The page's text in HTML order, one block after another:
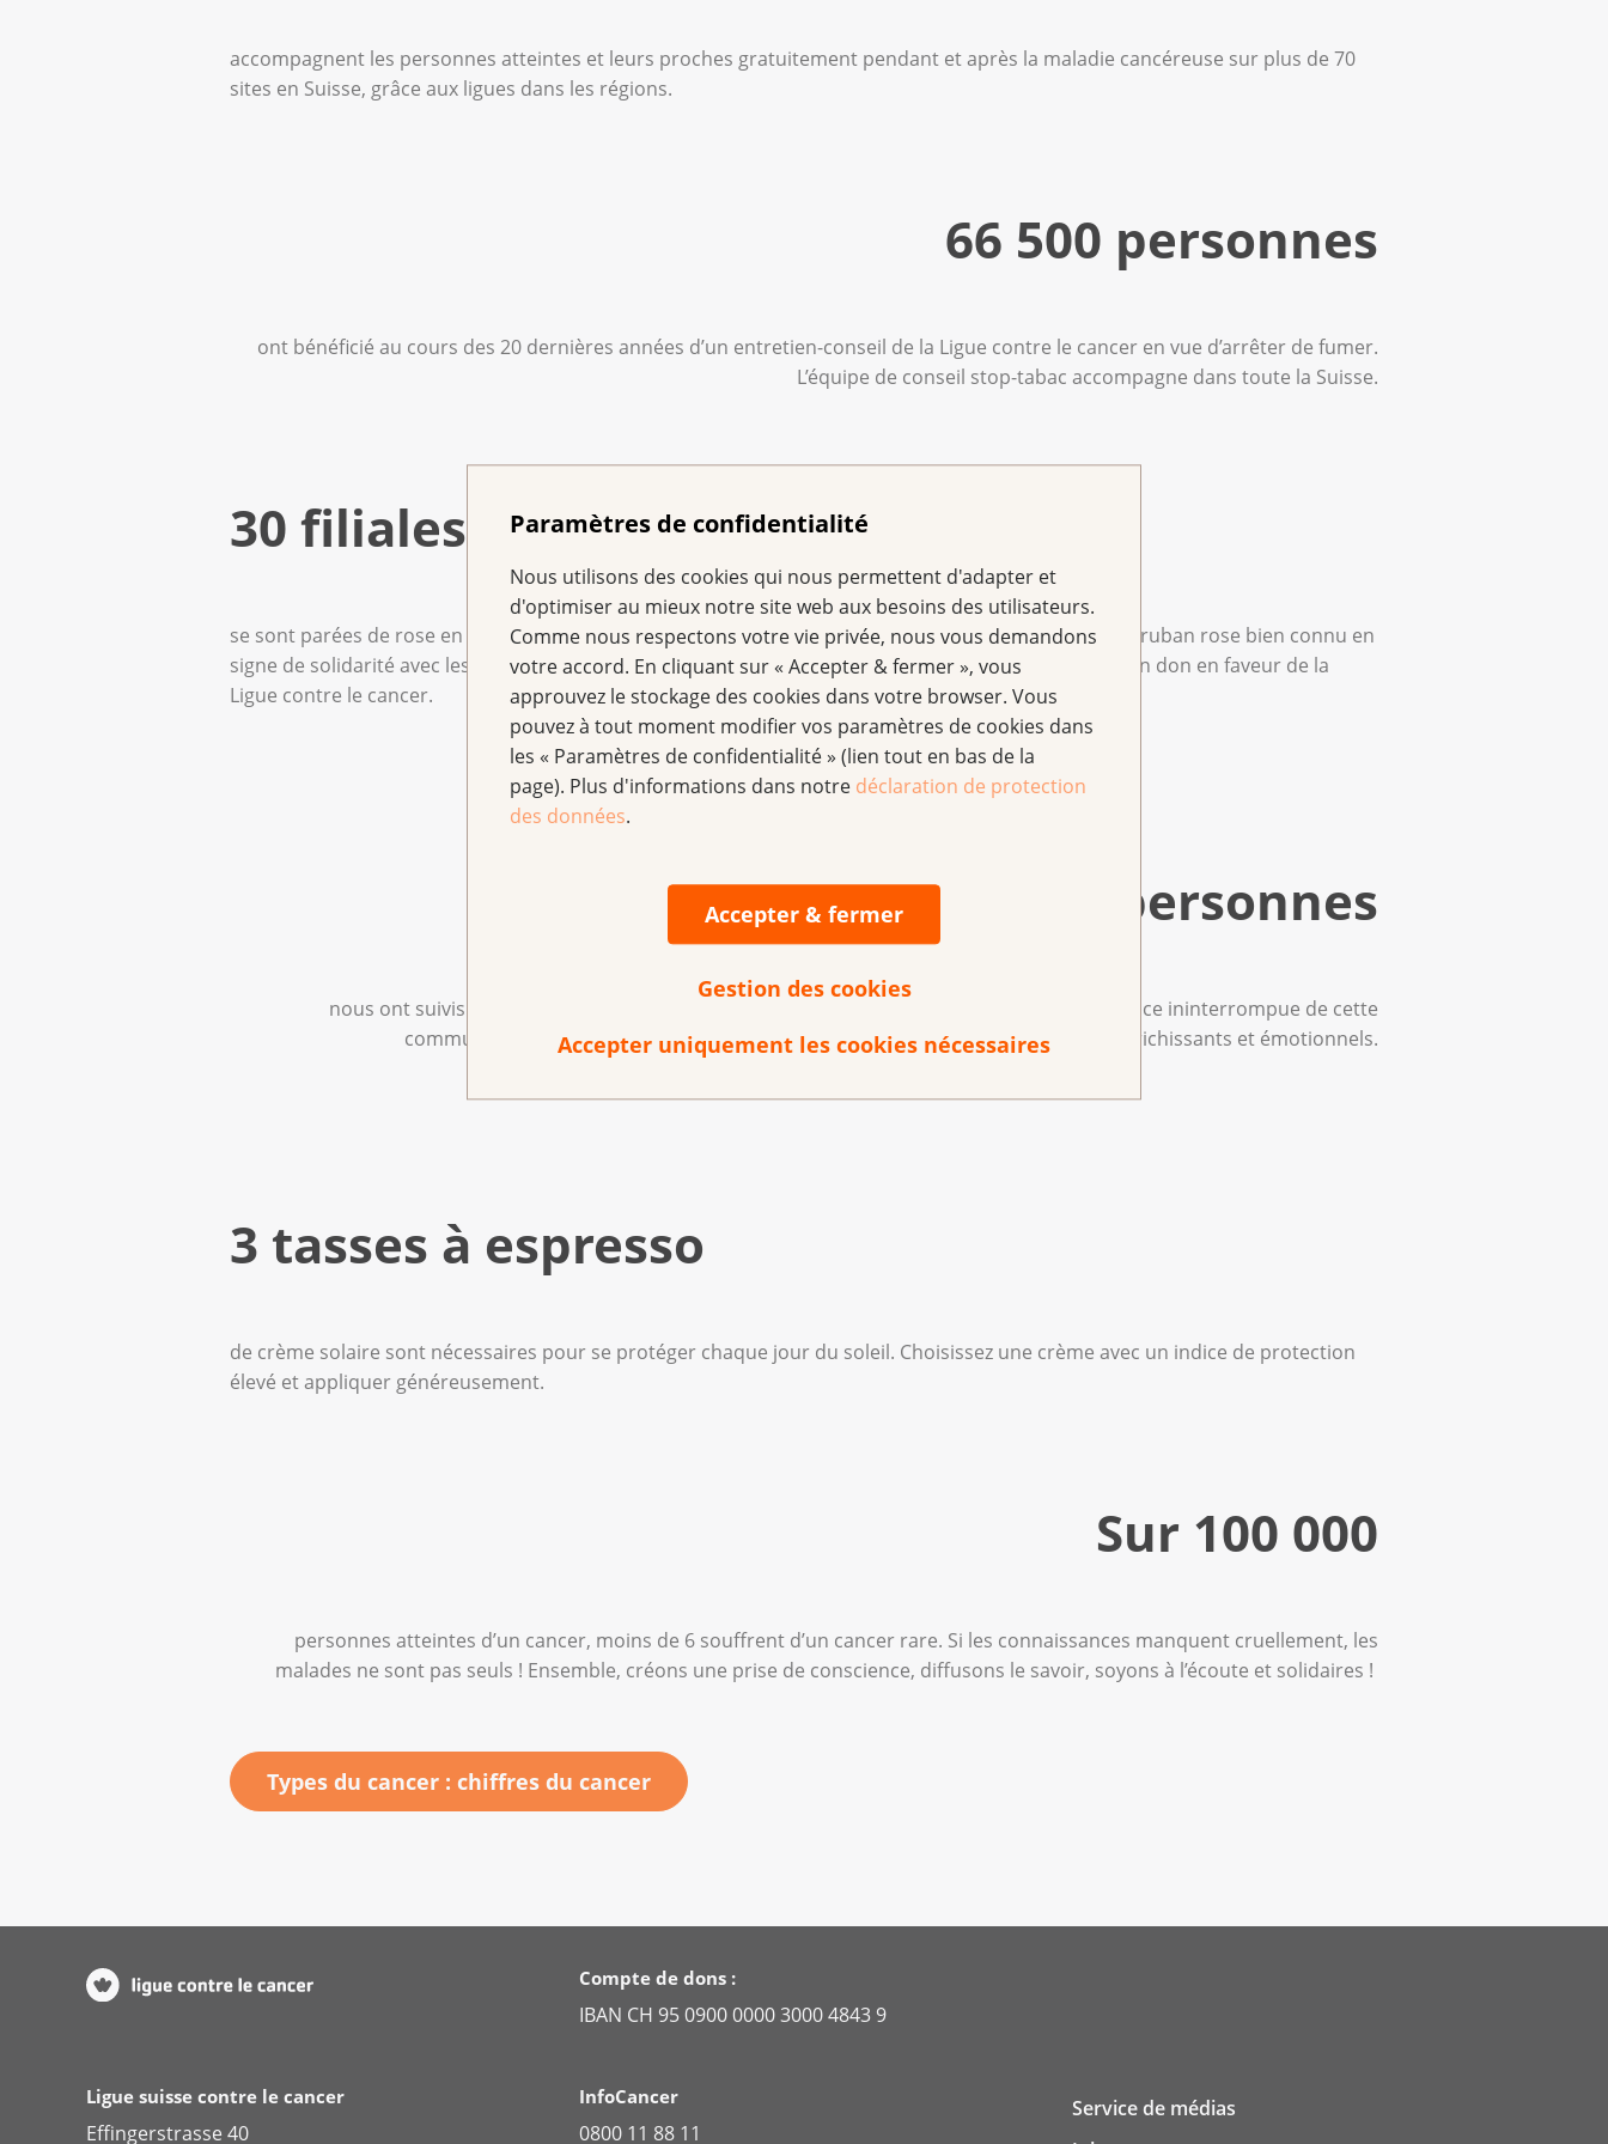
Paramètres de confidentialité
Nous utilisons des cookies qui nous permettent d'adapter et
d'optimiser au mieux notre site web aux besoins des utilisateurs.
Comme nous respectons votre vie privée, nous vous demandons
votre accord. En cliquant sur « Accepter & fermer », vous
approuvez le stockage des cookies dans votre browser. Vous
pouvez à tout moment modifier vos paramètres de cookies dans
les « Paramètres de confidentialité » (lien tout en bas de la
page). Plus d'informations dans notre déclaration de protection
des données.
Accepter & fermer
Gestion des cookies
Accepter uniquement les cookies nécessaires
accompagnent les personnes atteintes et leurs proches gratuitement pendant et après la maladie cancéreuse sur plus de 70
sites en Suisse, grâce aux ligues dans les régions.
66 500 personnes
ont bénéficié au cours des 20 dernières années d’un entretien-conseil de la Ligue contre le cancer en vue d’arrêter de fumer.
L’équipe de conseil stop-tabac accompagne dans toute la Suisse.
30 filiales de La Poste Suisse
se sont parées de rose en octobre, mois du cancer du sein. Les employés·es de La Poste ont porté le ruban rose bien connu en
signe de solidarité avec les femmes atteintes et leurs proches et proposaient aux clients·es de faire un don en faveur de la
Ligue contre le cancer.
40 000 personnes
nous ont suivis sur Facebook, Instagram et LinkedIn. Nous nous réjouissons de la croissance ininterrompue de cette
communauté et continuerons, en 2026, à lui fournir des contenus informatifs, enrichissants et émotionnels.
3 tasses à espresso
de crème solaire sont nécessaires pour se protéger chaque jour du soleil. Choisissez une crème avec un indice de protection
élevé et appliquer généreusement.
Sur 100 000
personnes atteintes d’un cancer, moins de 6 souffrent d’un cancer rare. Si les connaissances manquent cruellement, les
malades ne sont pas seuls ! Ensemble, créons une prise de conscience, diffusons le savoir, soyons à l’écoute et solidaires !
Types du cancer : chiffres du cancer
Compte de dons :
IBAN CH 95 0900 0000 3000 4843 9
Ligue suisse contre le cancer
Effingerstrasse 40
InfoCancer
0800 11 88 11
Service de médias